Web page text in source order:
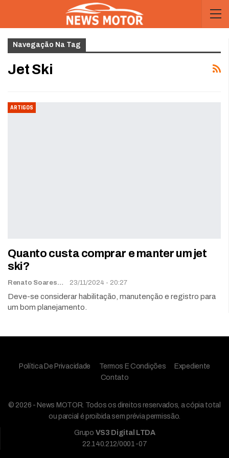
Navegação Na Tag
Jet Ski
ARTIGOS
Quanto custa comprar e manter um jet
ski?
Renato Soares 23/11/2024 - 20:27
Deve-se considerar habilitação, manutenção e registro para
um bom planejamento.
Política De Privacidade Termos E Condições
Expediente
Contato
© 2026 - News MOTOR. Todos os direitos reservados, a cópia total
ou parcial é proibida sem prévia permissão.
Grupo VS3 Digital LTDA
22.140.212/0001-07